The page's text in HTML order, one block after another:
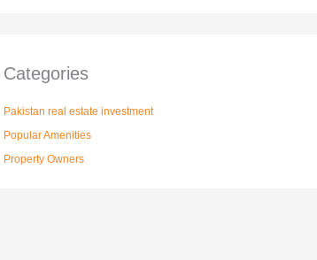
Categories
Pakistan real estate investment
Popular Amenities
Property Owners